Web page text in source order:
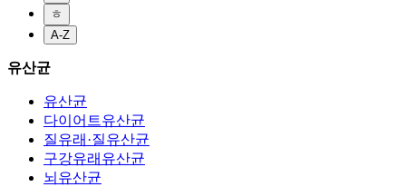
ㅎ
A-Z
유산균
유산균
다이어트유산균
질유래·질유산균
구강유래유산균
뇌유산균